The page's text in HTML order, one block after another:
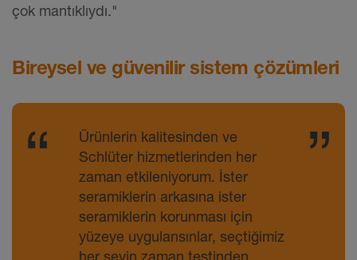
çok mantıklıydı."
Bireysel ve güvenilir sistem çözümleri
Ürünlerin kalitesinden ve
Schlüter hizmetlerinden her
zaman etkileniyorum. İster
seramiklerin arkasına ister
seramiklerin korunması için
yüzeye uygulansınlar, seçtiğimiz
her şeyin zaman testinden